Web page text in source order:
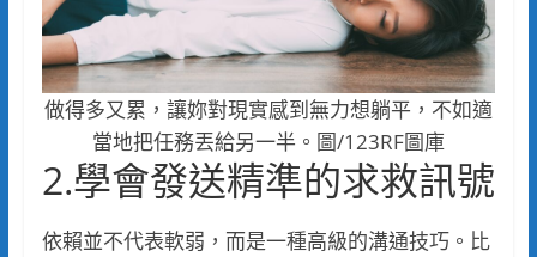
做得多又累，讓妳對現實感到無力想躺平，不如適
當地把任務丟給另一半。圖/123RF圖庫
2.學會發送精準的求救訊號
依賴並不代表軟弱，而是一種高級的溝通技巧。比